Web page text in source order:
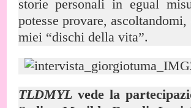
storie personali in egual
potesse provare,
miei “dischi della vita”.
TLDMYLvede la